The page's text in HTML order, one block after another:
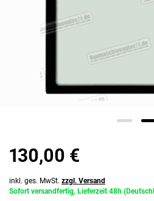
130,00 €
inkl. ges. MwSt. zzgl. Versand
Sofort versandfertig, Lieferzeit 48h